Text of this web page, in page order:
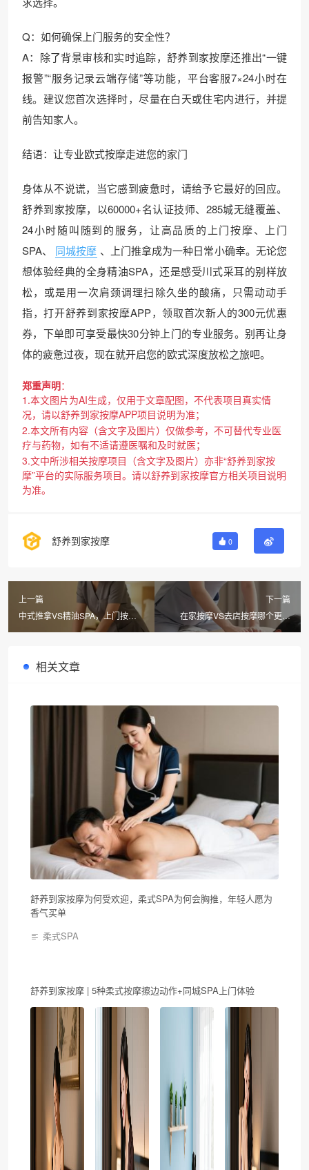
Q：如何确保上门服务的安全性？
A：除了背景审核和实时追踪，舒养到家按摩还推出“一键
报警”“服务记录云端存储”等功能，平台客服7×24小时在
线。建议您首次选择时，尽量在白天或住宅内进行，并提
前告知家人。
结语：让专业欧式按摩走进您的家门
身体从不说谎，当它感到疲惫时，请给予它最好的回应。
舒养到家按摩，以60000+名认证技师、285城无缝覆盖、
24小时随叫随到的服务，让高品质的上门按摩、上门
SPA、
同城按摩 、上门推拿成为一种日常小确幸。无论您
想体验经典的全身精油SPA，还是感受川式采耳的别样放
松，或是用一次肩颈调理扫除久坐的酸痛，只需动动手
指，打开舒养到家按摩APP，领取首次新人的300元优惠
券，下单即可享受最快30分钟上门的专业服务。别再让身
体的疲惫过夜，现在就开启您的欧式深度放松之旅吧。
郑重声明：
1.本文图片为AI生成，仅用于文章配图，不代表项目真实情
况，请以舒养到家按摩APP项目说明为准；
2.本文所有内容（含文字及图片）仅做参考，不可替代专业医
疗与药物，如有不适请遵医嘱和及时就医；
3.文中所涉相关按摩项目（含文字及图片）亦非“舒养到家按
摩”平台的实际服务项目。请以舒养到家按摩官方相关项目说明
为准。
舒养到家按摩 0
上一篇
中式推拿VS精油SPA，上门按摩
的两大选择你更Pick谁？
下一篇
在家按摩VS去店按摩哪个更划
算？同城按摩服务平台如何选择？
相关文章
舒养到家按摩为何受欢迎，柔式SPA为何会胸推，年轻人愿为
香气买单
柔式SPA
舒养到家按摩 | 5种柔式按摩擦边动作+同城SPA上门体验